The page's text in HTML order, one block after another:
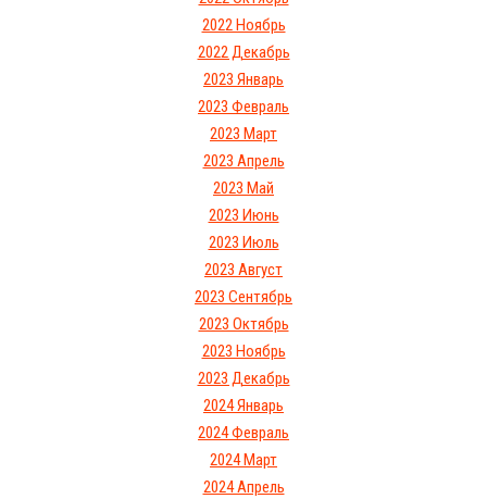
2022 Ноябрь
2022 Декабрь
2023 Январь
2023 Февраль
2023 Март
2023 Апрель
2023 Май
2023 Июнь
2023 Июль
2023 Август
2023 Сентябрь
2023 Октябрь
2023 Ноябрь
2023 Декабрь
2024 Январь
2024 Февраль
2024 Март
2024 Апрель